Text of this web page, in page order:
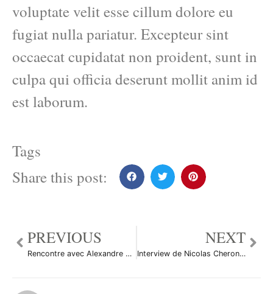
voluptate velit esse cillum dolore eu
fugiat nulla pariatur. Excepteur sint
occaecat cupidatat non proident, sunt in
culpa qui officia deserunt mollit anim id
est laborum.
Tags
Share this post:
PREVIOUS
Rencontre avec Alexandre Baradez de Saxo Banque au Salon du Trading 2011
NEXT
Interview de Nicolas Cheron de FXCM à l’occasion du Salon du Trading 2011